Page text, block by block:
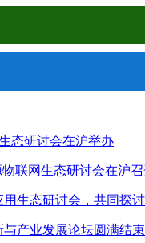
态研讨会在沪举办
物联网生态研讨会在沪
生态研讨会，共同探
产业发展论坛圆满结